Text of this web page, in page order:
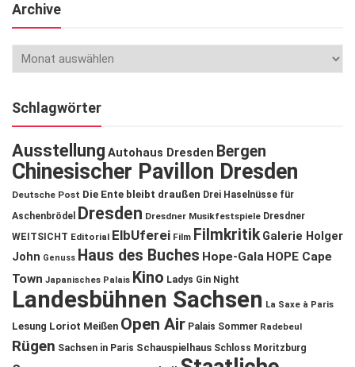
Archive
Schlagwörter
Ausstellung Autohaus Dresden Bergen
Chinesischer Pavillon Dresden
Deutsche Post Die Ente bleibt draußen Drei Haselnüsse für
Aschenbrödel
Dresden Dresdner Musikfestspiele Dresdner
WEITSICHT Editorial ElbUferei Film Filmkritik Galerie Holger
John Genuss Haus des Buches Hope-Gala HOPE Cape
Town Japanisches Palais Kino Ladys Gin Night
Landesbühnen Sachsen La Saxe à Paris
Lesung Loriot Meißen Open Air Palais Sommer Radebeul
Rügen Sachsen in Paris Schauspielhaus Schloss Moritzburg